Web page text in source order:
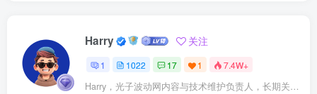
Harry 关注
1 1022 17 1 7.4W+
Harry，光子波动网内容与技术维护负责人，长期关注 WordPress、Elementor、WooCommerce、网站报错修复、性能优化、SEO 内容排期与结构化数据优化。擅长把复杂的网站故障拆成可执行的排查步骤，并持续维护 361sale.com 的 WordPress 实战教程知识库。